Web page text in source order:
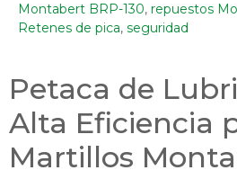
Montabert BRP-130, repuestos
Retenes de pica, seguridad
Petaca de
Alta Eficiencia
Martillos